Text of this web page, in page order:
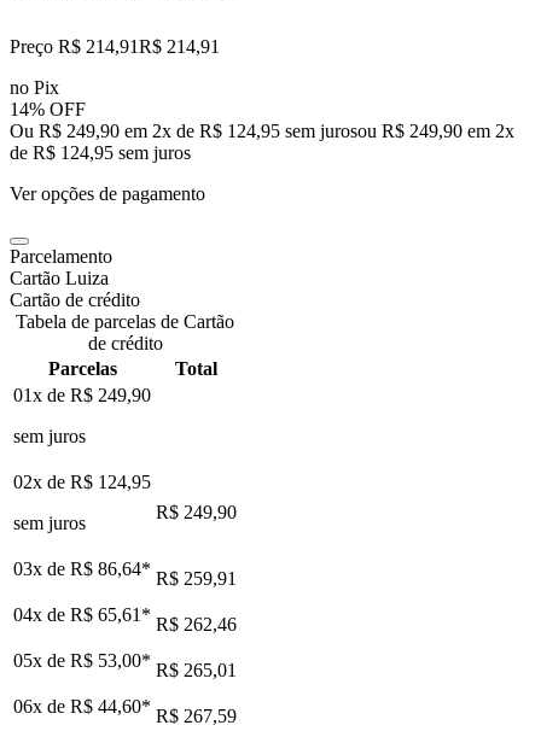
Preço R$ 214,91R$ 214,91
no Pix
14% OFF
Ou R$ 249,90 em 2x de R$ 124,95 sem jurosou R$ 249,90 em 2x
de R$ 124,95 sem juros
Ver opções de pagamento
Parcelamento
Cartão Luiza
Cartão de crédito
Tabela de parcelas de Cartão
de crédito
Parcelas
Total
01x de R$ 249,90
sem juros
02x de R$ 124,95
sem juros
R$ 249,90
03x de R$ 86,64* R$ 259,91
04x de R$ 65,61 * R$ 262,46
05x de R$ 53,00* R$ 265,01
06x de R$ 44,60* R$ 267,59